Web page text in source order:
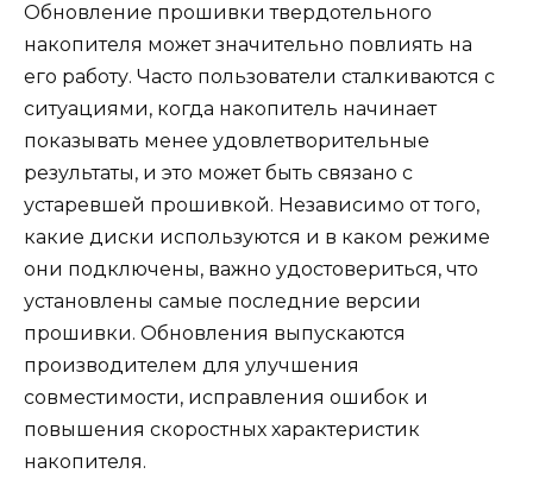
Обновление прошивки твердотельного
накопителя может значительно повлиять на
его работу. Часто пользователи сталкиваются с
ситуациями, когда накопитель начинает
показывать менее удовлетворительные
результаты, и это может быть связано с
устаревшей прошивкой. Независимо от того,
какие диски используются и в каком режиме
они подключены, важно удостовериться, что
установлены самые последние версии
прошивки. Обновления выпускаются
производителем для улучшения
совместимости, исправления ошибок и
повышения скоростных характеристик
накопителя.